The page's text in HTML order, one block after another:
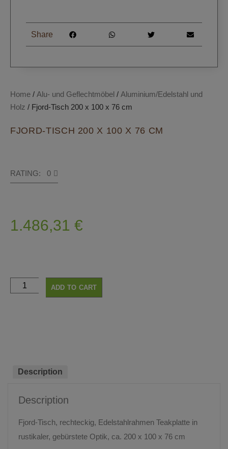
Home / Alu- und Geflechtmöbel / Aluminium/Edelstahl und
Holz / Fjord-Tisch 200 x 100 x 76 cm
FJORD-TISCH 200 X 100 X 76 CM
RATING: 0
1.486,31 €
ADD TO CART
Share
Description
Description
Fjord-Tisch, rechteckig, Edelstahlrahmen Teakplatte in
rustikaler, gebürstete Optik, ca. 200 x 100 x 76 cm